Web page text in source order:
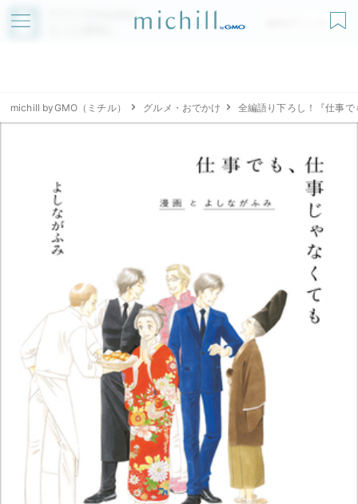
アプリでmichillが
無料ダウンロード
michill byGMO（ミチル） グルメ・おでかけ 全編語り下ろし！『仕事